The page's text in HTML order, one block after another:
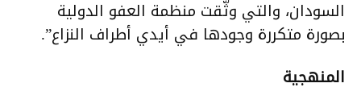
السودان، والتي وثّقت منظمة العفو الدولية
بصورة متكررة وجودها في أيدي أطراف النزاع”.
المنهجية